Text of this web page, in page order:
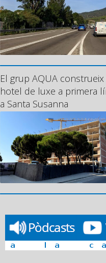
El grup AQUA
hotel de luxe a primera
a Santa Susanna